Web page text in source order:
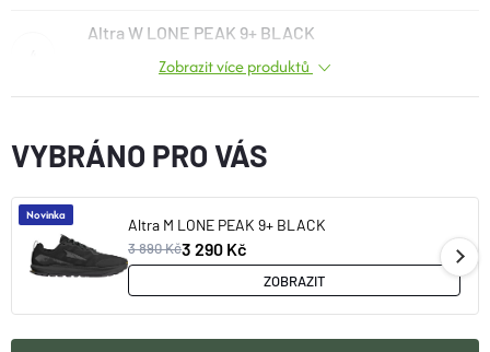
Obchodní podmínky
Ochrana osobních údajů
Výměna a vrácení
Stav objednávky
Altra W LONE PEAK 9+ BLACK
Zobrazit více produktů
VYBRÁNO PRO VÁS
Novinka
Altra M LONE PEAK 9+ BLACK
3 890 Kč3 290 Kč
ZOBRAZIT